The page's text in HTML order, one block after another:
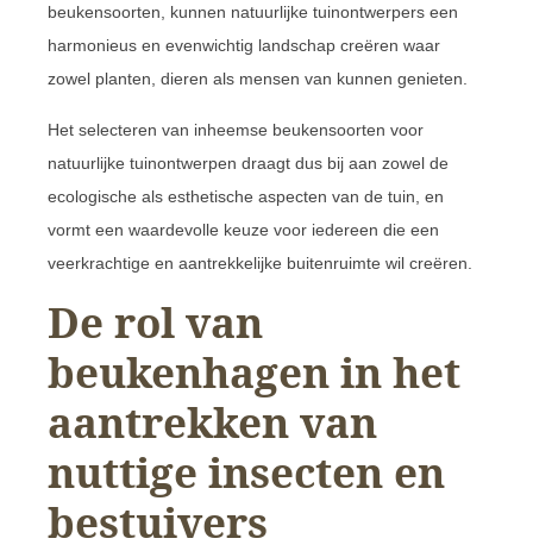
beukensoorten, kunnen natuurlijke tuinontwerpers een
harmonieus en evenwichtig landschap creëren waar
zowel planten, dieren als mensen van kunnen genieten.
Het selecteren van inheemse beukensoorten voor
natuurlijke tuinontwerpen draagt dus bij aan zowel de
ecologische als esthetische aspecten van de tuin, en
vormt een waardevolle keuze voor iedereen die een
veerkrachtige en aantrekkelijke buitenruimte wil creëren.
De rol van
beukenhagen in het
aantrekken van
nuttige insecten en
bestuivers